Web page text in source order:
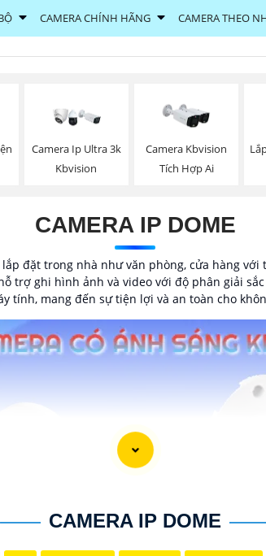
CAMERA CHÍNH HÃNG CAMERA THEO
Camera Ip Ultra 3k
Kbvision
Camera Kbvision
Tích Hợp Ai
CAMERA IP DOME
đặt trong nhà như văn phòng, cửa hàng
trợ ghi hình ảnh và video với độ phân giải
tính, mang đến sự tiện lợi và an toàn cho
CAMERA IP DOME